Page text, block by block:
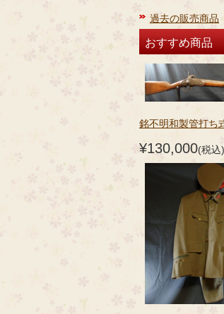
過去の販売商品
おすすめ商品
銘不明和製管打ち
¥130,000(税込)